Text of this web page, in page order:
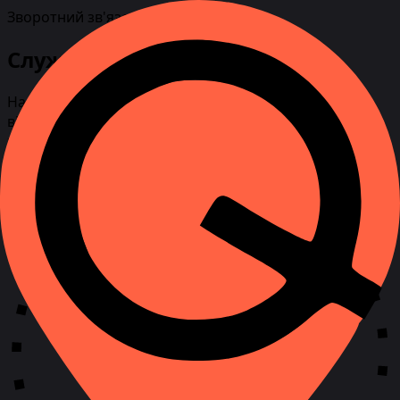
Зворотний зв'язок
Служба підтримки клієнтів
Наші експерти завжди на зв'язку і з радістю
відповідять на ваші запитання. Заповніть форму, і ми
зв'яжемося з вами найближчим часом.